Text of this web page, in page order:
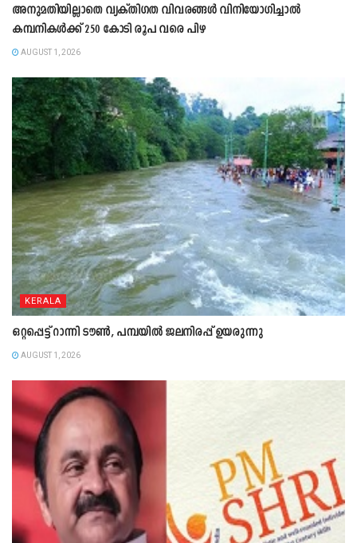
അനുമതിയില്ലാതെ വ്യക്തിഗത വിവരങ്ങൾ വിനിയോഗിച്ചാൽ
കമ്പനികൾക്ക് 250 കോടി രൂപ വരെ പിഴ
AUGUST 1, 2026
KERALA
ഒറ്റപ്പെട്ട് റാന്നി ടൗൺ, പമ്പയിൽ ജലനിരപ്പ് ഉയരുന്നു
AUGUST 1, 2026